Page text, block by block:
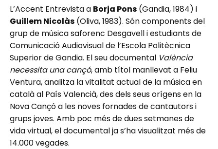
L’Accent Entrevista a Borja Pons (Gandia, 1984) i
Guillem Nicolàs (Oliva, 1983). Són components del
grup de música saforenc Desgavell i estudiants de
Comunicació Audiovisual de l’Escola Politècnica
Superior de Gandia. El seu documental València
necessita una cançó, amb títol manllevat a Feliu
Ventura, analitza la vitalitat actual de la música en
català al País Valencià, des dels seus orígens en la
Nova Cançó a les noves fornades de cantautors i
grups joves. Amb poc més de dues setmanes de
vida virtual, el documental ja s’ha visualitzat més de
14.000 vegades.